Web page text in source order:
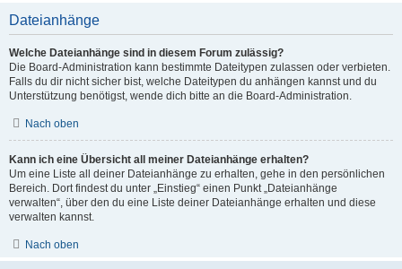
Dateianhänge
Welche Dateianhänge sind in diesem Forum zulässig?
Die Board-Administration kann bestimmte Dateitypen zulassen oder verbieten.
Falls du dir nicht sicher bist, welche Dateitypen du anhängen kannst und du
Unterstützung benötigst, wende dich bitte an die Board-Administration.
Nach oben
Kann ich eine Übersicht all meiner Dateianhänge erhalten?
Um eine Liste all deiner Dateianhänge zu erhalten, gehe in den persönlichen
Bereich. Dort findest du unter „Einstieg“ einen Punkt „Dateianhänge
verwalten“, über den du eine Liste deiner Dateianhänge erhalten und diese
verwalten kannst.
Nach oben